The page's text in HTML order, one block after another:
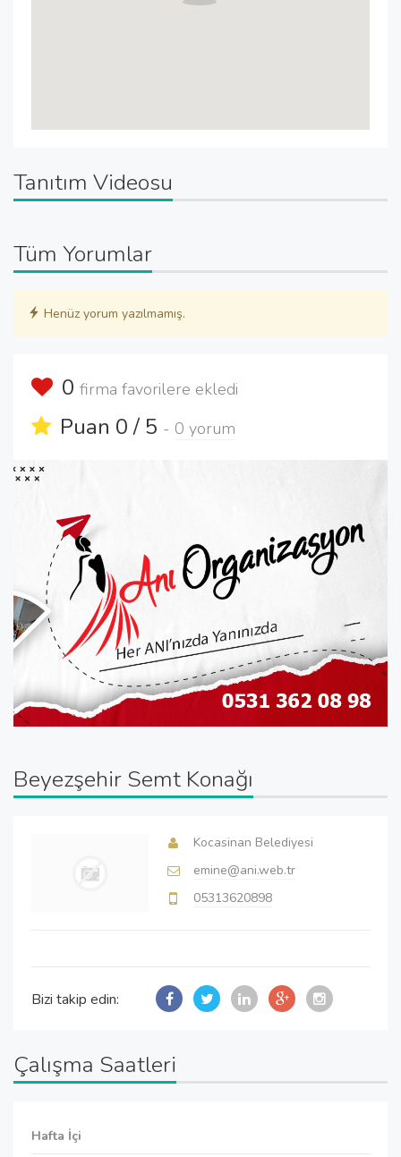
Tanıtım Videosu
Tüm Yorumlar
Henüz yorum yazılmamış.
0 firma favorilere ekledi
Puan 0 / 5 - 0 yorum
Beyezşehir Semt Konağı
Kocasinan Belediyesi
emine@ani.web.tr
05313620898
Bizi takip edin:
Çalışma Saatleri
Hafta İçi